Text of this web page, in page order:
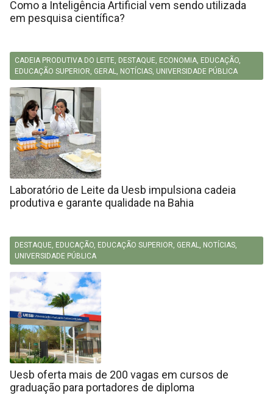
Como a Inteligência Artificial vem sendo utilizada
em pesquisa científica?
CADEIA PRODUTIVA DO LEITE, DESTAQUE, ECONOMIA, EDUCAÇÃO,
EDUCAÇÃO SUPERIOR, GERAL, NOTÍCIAS, UNIVERSIDADE PÚBLICA
Laboratório de Leite da Uesb impulsiona cadeia
produtiva e garante qualidade na Bahia
DESTAQUE, EDUCAÇÃO, EDUCAÇÃO SUPERIOR, GERAL, NOTÍCIAS,
UNIVERSIDADE PÚBLICA
Uesb oferta mais de 200 vagas em cursos de
graduação para portadores de diploma